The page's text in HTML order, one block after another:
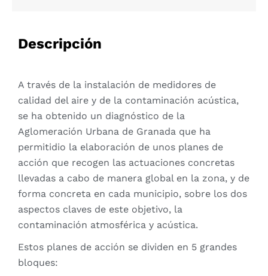
Descripción
A través de la instalación de medidores de
calidad del aire y de la contaminación acústica,
se ha obtenido un diagnóstico de la
Aglomeración Urbana de Granada que ha
permitidio la elaboración de unos planes de
acción que recogen las actuaciones concretas
llevadas a cabo de manera global en la zona, y de
forma concreta en cada municipio, sobre los dos
aspectos claves de este objetivo, la
contaminación atmosférica y acústica.
Estos planes de acción se dividen en 5 grandes
bloques: